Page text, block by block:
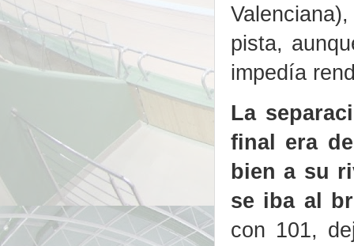
pista,
impedía
La
final era
bien a su
se iba al
con 101,